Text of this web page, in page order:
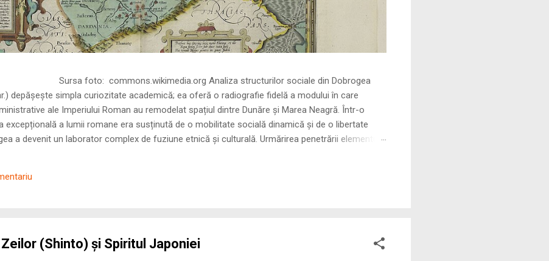
Analiza structurilor sociale din Dobrogea
depășește simpla curiozitate academică; ea oferă o radiografie fidelă a modului în care
ale Imperiului Roman au remodelat spațiul dintre Dunăre și Marea Neagră. Într-o
excepțională a lumii romane era susținută de o mobilitate socială dinamică și de o libertate
a devenit un laborator complex de fuziune etnică și culturală. Urmărirea penetrării elementului
procesului de rom...
(Shinto) și Spiritul Japoniei